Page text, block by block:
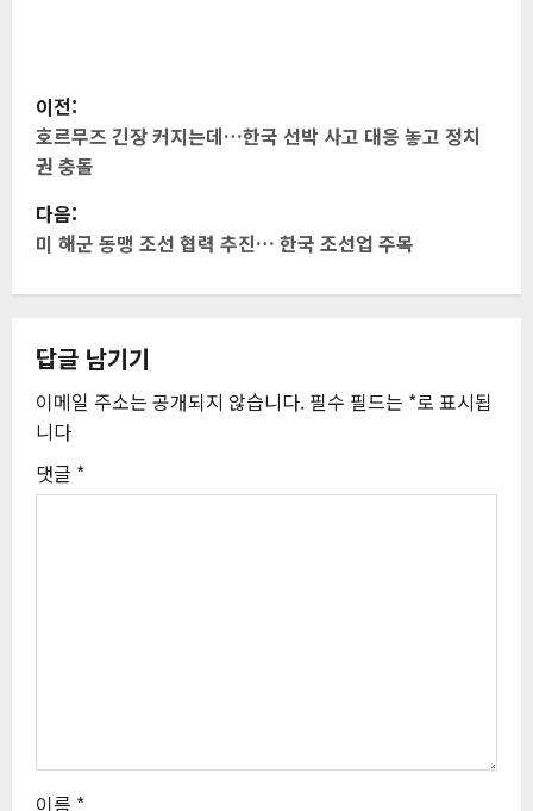
게
시
물
내
비
게
이
션
이전:
호르무즈 긴장 커지는데…한국 선박 사고 대응 놓고 정치
권 충돌
다음:
미 해군 동맹 조선 협력 추진… 한국 조선업 주목
답글 남기기
이메일 주소는 공개되지 않습니다. 필수 필드는 *로 표시됩
니다
댓글 *
이름 *